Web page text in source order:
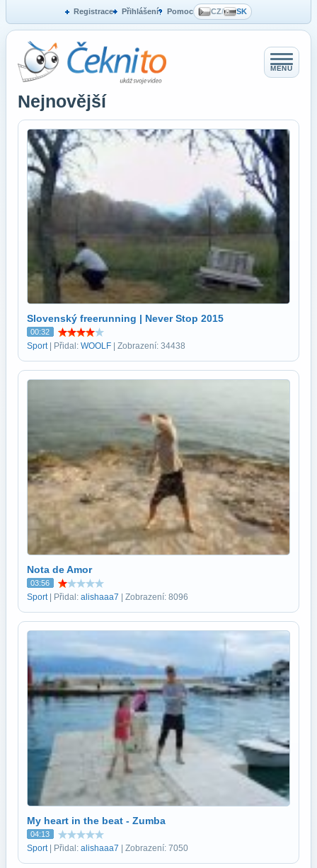
Registrace Přihlášení Pomoc CZ/ SK
MENU
Nejnovější
Slovenský freerunning | Never Stop 2015
00:32
Sport| Přidal: WOOLF | Zobrazení: 34438
Nota de Amor
03:56
Sport| Přidal: alishaaa7 | Zobrazení: 8096
My heart in the beat - Zumba
04:13
Sport| Přidal: alishaaa7 | Zobrazení: 7050